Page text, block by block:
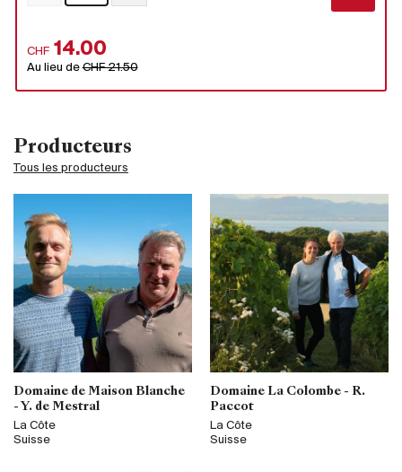
Producteurs
Tous les producteurs
Domaine de Maison Blanche
- Y. de Mestral
La Côte
Suisse
Domaine La Colombe - R.
Paccot
La Côte
Suisse
CHF 14.00
Au lieu deCHF 21.50